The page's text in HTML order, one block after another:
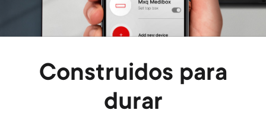
Construidos para
durar